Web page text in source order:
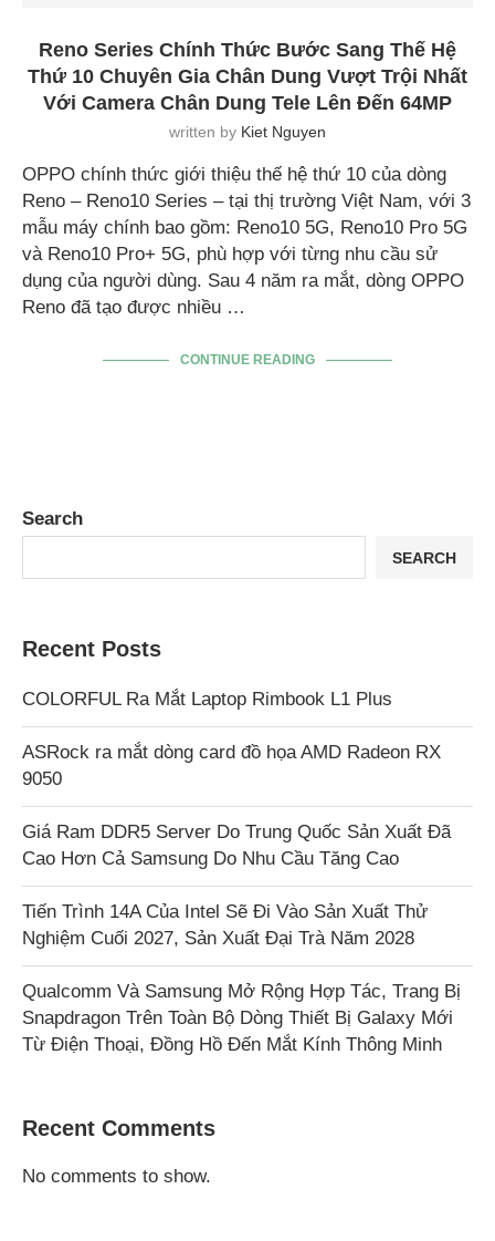
Reno Series Chính Thức Bước Sang Thế Hệ
Thứ 10 Chuyên Gia Chân Dung Vượt Trội Nhất
Với Camera Chân Dung Tele Lên Đến 64MP
written by Kiet Nguyen
OPPO chính thức giới thiệu thế hệ thứ 10 của dòng
Reno – Reno10 Series – tại thị trường Việt Nam, với 3
mẫu máy chính bao gồm: Reno10 5G, Reno10 Pro 5G
và Reno10 Pro+ 5G, phù hợp với từng nhu cầu sử
dụng của người dùng. Sau 4 năm ra mắt, dòng OPPO
Reno đã tạo được nhiều …
CONTINUE READING
Search
SEARCH
Recent Posts
COLORFUL Ra Mắt Laptop Rimbook L1 Plus
ASRock ra mắt dòng card đồ họa AMD Radeon RX
9050
Giá Ram DDR5 Server Do Trung Quốc Sản Xuất Đã
Cao Hơn Cả Samsung Do Nhu Cầu Tăng Cao
Tiến Trình 14A Của Intel Sẽ Đi Vào Sản Xuất Thử
Nghiệm Cuối 2027, Sản Xuất Đại Trà Năm 2028
Qualcomm Và Samsung Mở Rộng Hợp Tác, Trang Bị
Snapdragon Trên Toàn Bộ Dòng Thiết Bị Galaxy Mới
Từ Điện Thoại, Đồng Hồ Đến Mắt Kính Thông Minh
Recent Comments
No comments to show.